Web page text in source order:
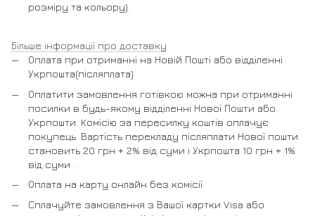
розміру та кольору).
Більше інформації про доставку
Оплата при отриманні на Новій Пошті або відділенні
Укрпошта(післяплата)
Оплатити замовлення готівкою можна при отриманні
посилки в будь-якому відділенні Нової Пошти або
Укрпошти. Комісію за пересилку коштів оплачує
покупець. Вартість перекладу післяплати Нової пошти
становить 20 грн + 2% від суми і Укрпошта 10 грн + 1%
від суми .
Оплата на карту онлайн без комісії
Сплачуйте замовлення з Вашої картки Visa або